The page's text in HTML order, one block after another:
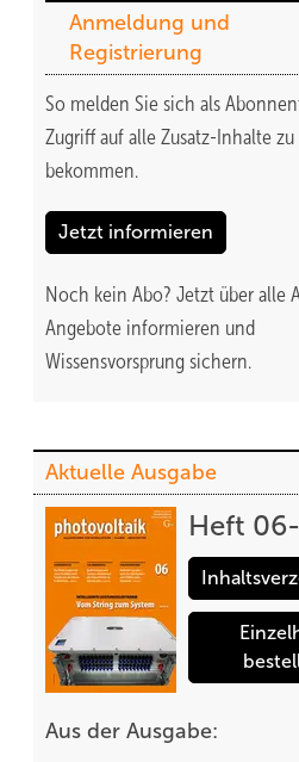
Anmeldung und
Registrierung
So melden Sie sich als
Zugriff auf alle Zusatz-Inhalte zu
bekommen.
Jetzt informieren
Noch kein Abo? Jetzt über alle
Angebote informieren und
Wissensvorsprung sichern.
Aktuelle Ausgabe
Heft
Aus der Ausgabe: